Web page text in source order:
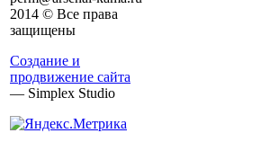
2014 © Все права
защищены
Создание и
продвижение сайта
— Simplex Studio